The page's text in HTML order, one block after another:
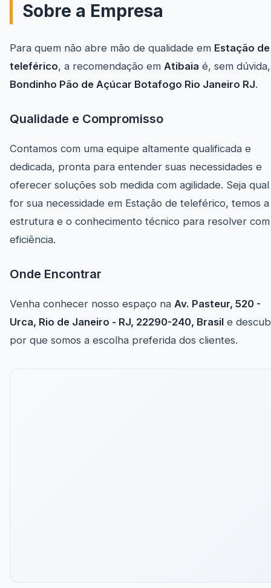
Sobre a Empresa
Para quem não abre mão de qualidade em Estação de
teleférico, a recomendação em Atibaia é, sem
Bondinho Pão de Açúcar Botafogo Rio Janeiro RJ.
Qualidade e Compromisso
Contamos com uma equipe altamente qualificada e
dedicada, pronta para entender suas necessidades e
oferecer soluções sob medida com agilidade. Seja qual
for sua necessidade em Estação de teleférico, temos a
estrutura e o conhecimento técnico para resolver com
eficiência.
Onde Encontrar
Venha conhecer nosso espaço na Av. Pasteur, 520 -
Urca, Rio de Janeiro - RJ, 22290-240, Brasil e
por que somos a escolha preferida dos clientes.